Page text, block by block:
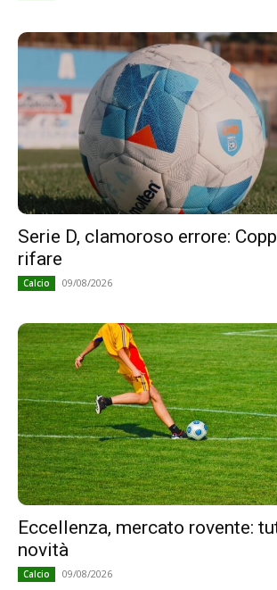
Serie D, clamoroso errore:
rifare
Calcio 09/08/2026
Eccellenza, mercato rovente:
novità
Calcio 09/08/2026